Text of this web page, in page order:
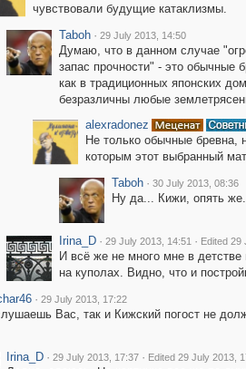
чувствовали будущие катаклизмы.
Taboh · 29 July 2013, 14:50
Думаю, что в данном случае
запас прочности" - это обычные
как в традиционных японских
безразличны любые
alexradonez
Не только обычные бревна,
которым этот выбранный
Taboh · 30 July 2013, 08:36
Ну да... Кижи, опять же.
Irina_D · 29 July 2013, 14:51 · Edited 29
И всё же не много мне в детстве
на куполах. Видно, что и
· 29 July 2013, 17:22
Вас, так и Кижский погост не
Irina_D · 29 July 2013, 17:37 · Edited 29 July 2013,